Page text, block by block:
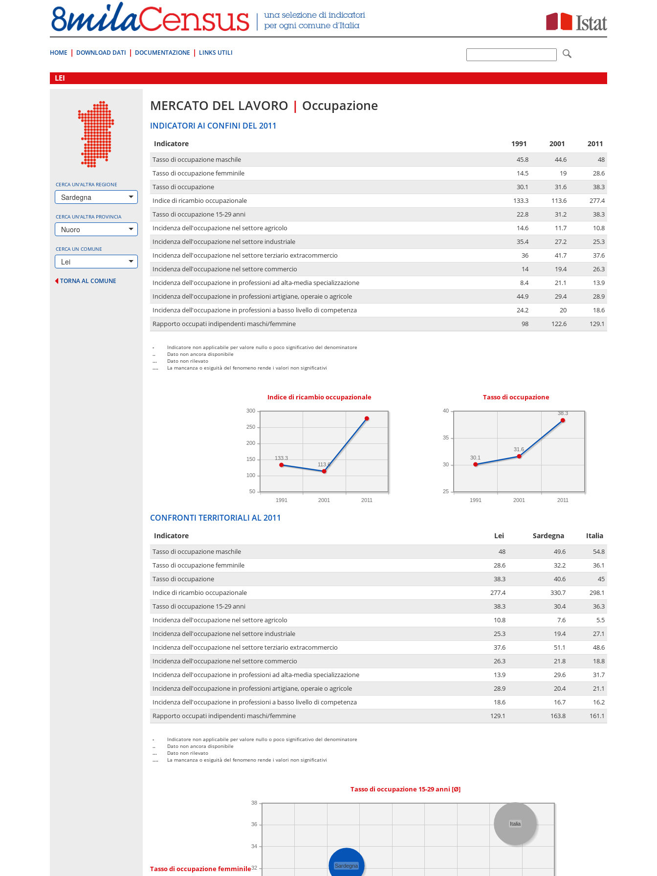
direttamente
a:
Contenuto
HOME DOWNLOAD DATI DOCUMENTAZIONE LINKS UTILI
LEI
CERCA UN'ALTRA REGIONE
Sardegna
CERCA UN'ALTRA PROVINCIA
Nuoro
CERCA UN COMUNE
Lei
TORNA AL COMUNE
MERCATO DEL LAVORO | Occupazione
INDICATORI AI CONFINI DEL 2011
Indicatore 1991 2001 2011
Tasso di occupazione maschile 45.8 44.6
48
Tasso di occupazione femminile
14.5 19
28.6
Tasso di occupazione
30.1 31.6
38.3
Indice di ricambio occupazionale
133.3 113.6
277.4
Tasso di occupazione 15-29 anni
22.8 31.2
38.3
Incidenza dell'occupazione nel settore agricolo
14.6 11.7
10.8
Incidenza dell'occupazione nel settore industriale
35.4 27.2
25.3
Incidenza dell'occupazione nel settore terziario extracommercio
36 41.7
37.6
Incidenza dell'occupazione nel settore commercio
14 19.4
26.3
Incidenza dell'occupazione in professioni ad alta-media specializzazione
8.4 21.1
13.9
Incidenza dell'occupazione in professioni artigiane, operaie o agricole
44.9 29.4
28.9
Incidenza dell'occupazione in professioni a basso livello di competenza
24.2 20
18.6
Rapporto occupati indipendenti maschi/femmine
98 122.6 129.1
-
Indicatore non applicabile per valore nullo o poco significativo del denominatore
..
Dato non ancora disponibile
...
Dato non rilevato
....
La mancanza o esiguità del fenomeno rende i valori non significativi
Indice di ricambio occupazionale
1991 2001 2011
50
100
150
200
250
300
113.6
133.3
Tasso di occupazione
1991 2001 2011
25
30
35
40 38.3
31.6
30.1
CONFRONTI TERRITORIALI AL 2011
Indicatore Lei Sardegna Italia
Tasso di occupazione maschile 48 49.6
54.8
Tasso di occupazione femminile
28.6 32.2
36.1
Tasso di occupazione
38.3 40.6
45
Indice di ricambio occupazionale
277.4 330.7
298.1
Tasso di occupazione 15-29 anni
38.3 30.4
36.3
Incidenza dell'occupazione nel settore agricolo
10.8 7.6
5.5
Incidenza dell'occupazione nel settore industriale
25.3 19.4
27.1
Incidenza dell'occupazione nel settore terziario extracommercio
37.6 51.1
48.6
Incidenza dell'occupazione nel settore commercio
26.3 21.8
18.8
Incidenza dell'occupazione in professioni ad alta-media specializzazione
13.9 29.6
31.7
Incidenza dell'occupazione in professioni artigiane, operaie o agricole
28.9 20.4
21.1
Incidenza dell'occupazione in professioni a basso livello di competenza
18.6 16.7
16.2
Rapporto occupati indipendenti maschi/femmine
129.1 163.8 161.1
-
Indicatore non applicabile per valore nullo o poco significativo del denominatore
..
Dato non ancora disponibile
...
Dato non rilevato
....
La mancanza o esiguità del fenomeno rende i valori non significativi
Tasso di occupazione 15-29 anni [Ø]
Tasso di occupazione femminile32
34
36
38
Italia
Sardegna